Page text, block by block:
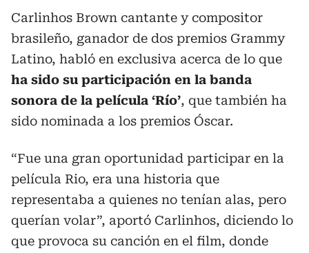
Carlinhos Brown cantante y compositor
brasileño, ganador de dos premios Grammy
Latino, habló en exclusiva acerca de lo que
ha sido su participación en la banda
sonora de la película ‘Río’, que también ha
sido nominada a los premios Óscar.
“Fue una gran oportunidad participar en la
película Rio, era una historia que
representaba a quienes no tenían alas, pero
querían volar”, aportó Carlinhos, diciendo lo
que provoca su canción en el film, donde